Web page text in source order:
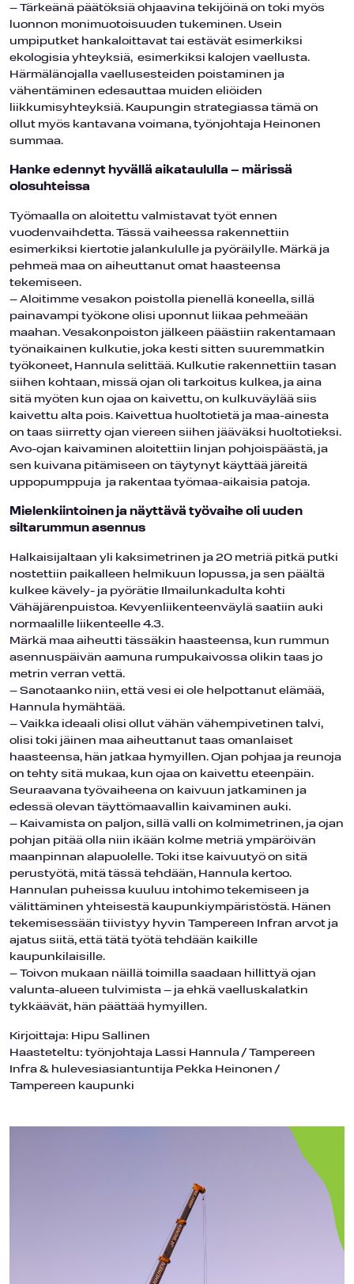
– Tärkeänä päätöksiä ohjaavina tekijöinä on toki myös
luonnon monimuotoisuuden tukeminen. Usein
umpiputket hankaloittavat tai estävät esimerkiksi
ekologisia yhteyksiä, esimerkiksi kalojen vaellusta.
Härmälänojalla vaellusesteiden poistaminen ja
vähentäminen edesauttaa muiden eliöiden
liikkumisyhteyksiä. Kaupungin strategiassa tämä on
ollut myös kantavana voimana, työnjohtaja Heinonen
summaa.
Hanke edennyt hyvällä aikataululla – märissä
olosuhteissa
Työmaalla on aloitettu valmistavat työt ennen
vuodenvaihdetta. Tässä vaiheessa rakennettiin
esimerkiksi kiertotie jalankululle ja pyöräilylle. Märkä ja
pehmeä maa on aiheuttanut omat haasteensa
tekemiseen.
– Aloitimme vesakon poistolla pienellä koneella, sillä
painavampi työkone olisi uponnut liikaa pehmeään
maahan. Vesakonpoiston jälkeen päästiin rakentamaan
työnaikainen kulkutie, joka kesti sitten suuremmatkin
työkoneet, Hannula selittää. Kulkutie rakennettiin tasan
siihen kohtaan, missä ojan oli tarkoitus kulkea, ja aina
sitä myöten kun ojaa on kaivettu, on kulkuväylää siis
kaivettu alta pois. Kaivettua huoltotietä ja maa-ainesta
on taas siirretty ojan viereen siihen jääväksi huoltotieksi.
Avo-ojan kaivaminen aloitettiin linjan pohjoispäästä, ja
sen kuivana pitämiseen on täytynyt käyttää järeitä
uppopumppuja ja rakentaa työmaa-aikaisia patoja.
Mielenkiintoinen ja näyttävä työvaihe oli uuden
siltarummun asennus
Halkaisijaltaan yli kaksimetrinen ja 20 metriä pitkä putki
nostettiin paikalleen helmikuun lopussa, ja sen päältä
kulkee kävely- ja pyörätie Ilmailunkadulta kohti
Vähäjärenpuistoa. Kevyenliikenteenväylä saatiin auki
normaalille liikenteelle 4.3.
Märkä maa aiheutti tässäkin haasteensa, kun rummun
asennuspäivän aamuna rumpukaivossa olikin taas jo
metrin verran vettä.
– Sanotaanko niin, että vesi ei ole helpottanut elämää,
Hannula hymähtää.
– Vaikka ideaali olisi ollut vähän vähempivetinen talvi,
olisi toki jäinen maa aiheuttanut taas omanlaiset
haasteensa, hän jatkaa hymyillen. Ojan pohjaa ja reunoja
on tehty sitä mukaa, kun ojaa on kaivettu eteenpäin.
Seuraavana työvaiheena on kaivuun jatkaminen ja
edessä olevan täyttömaavallin kaivaminen auki.
– Kaivamista on paljon, sillä valli on kolmimetrinen, ja ojan
pohjan pitää olla niin ikään kolme metriä ympäröivän
maanpinnan alapuolelle. Toki itse kaivuutyö on sitä
perustyötä, mitä tässä tehdään, Hannula kertoo.
Hannulan puheissa kuuluu intohimo tekemiseen ja
välittäminen yhteisestä kaupunkiympäristöstä. Hänen
tekemisessään tiivistyy hyvin Tampereen Infran arvot ja
ajatus siitä, että tätä työtä tehdään kaikille
kaupunkilaisille.
– Toivon mukaan näillä toimilla saadaan hillittyä ojan
valunta-alueen tulvimista – ja ehkä vaelluskalatkin
tykkäävät, hän päättää hymyillen.
Kirjoittaja: Hipu Sallinen
Haasteteltu: työnjohtaja Lassi Hannula / Tampereen
Infra & hulevesiasiantuntija Pekka Heinonen /
Tampereen kaupunki